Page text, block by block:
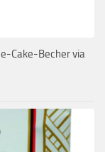
Cake-Becher via